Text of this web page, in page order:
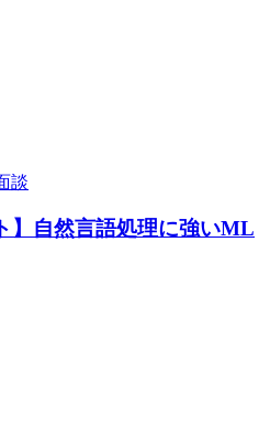
談
】自然言語処理に強いML